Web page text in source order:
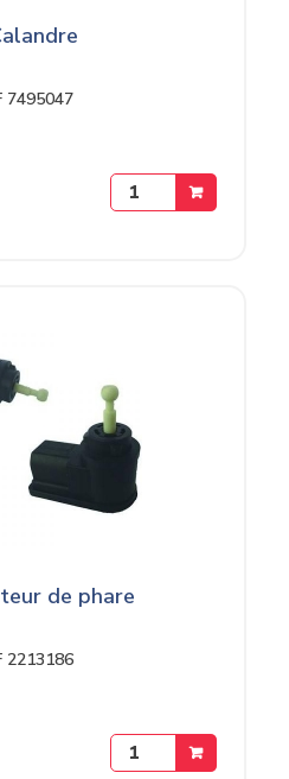
7495047
de phare
2213186